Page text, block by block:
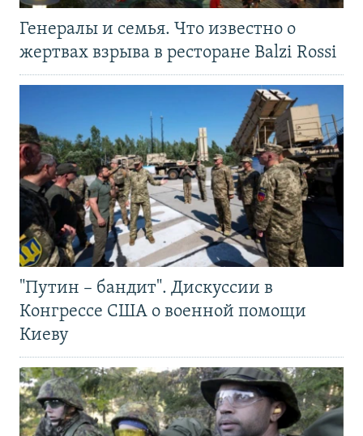
Генералы и семья. Что известно о
жертвах взрыва в ресторане Balzi Rossi
"Путин – бандит". Дискуссии в
Конгрессе США о военной помощи
Киеву